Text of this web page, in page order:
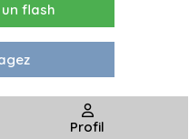
flash
Profil